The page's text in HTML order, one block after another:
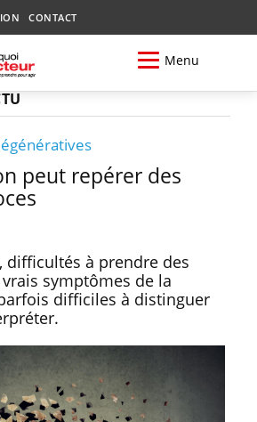
CONTACT
Menu
peut repérer des
difficultés à prendre des
symptômes de la
difficiles à distinguer